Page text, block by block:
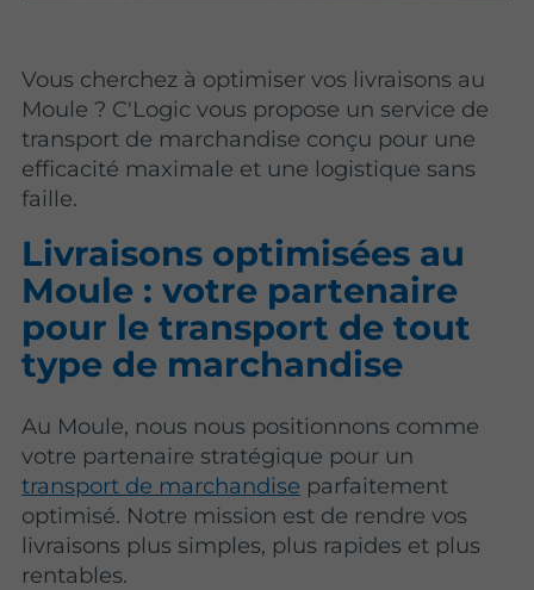
Vous cherchez à optimiser vos livraisons au
Moule ? C'Logic vous propose un service de
transport de marchandise conçu pour une
efficacité maximale et une logistique sans
faille.
Livraisons optimisées au
Moule : votre partenaire
pour le transport de tout
type de marchandise
Au Moule, nous nous positionnons comme
votre partenaire stratégique pour un
transport de marchandise parfaitement
optimisé. Notre mission est de rendre vos
livraisons plus simples, plus rapides et plus
rentables.